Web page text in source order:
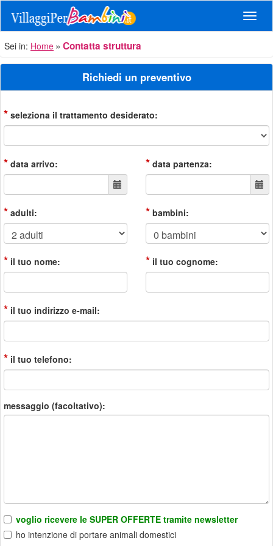
Sei in: Home Contatta struttura
Richiedi un preventivo
* seleziona il trattamento desiderato:
* data arrivo: * data partenza:
* adulti: * bambini:
* il tuo nome: * il tuo cognome:
* il tuo indirizzo e-mail:
* il tuo telefono:
messaggio (facoltativo):
voglio ricevere le SUPER OFFERTE tramite newsletter
ho intenzione di portare animali domestici